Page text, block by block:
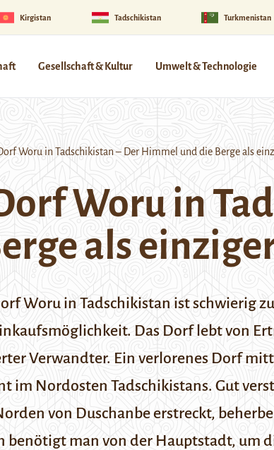
Kirgistan Tadschikistan Turkmenistan
Gesellschaft & Kultur Umwelt & Technologie
Woru in Tadschikistan – Der Himmel und die Berge als
Woru in
als
Woru in Tadschikistan ist schwierig
Das Dorf lebt von
Verwandter. Ein verlorenes Dorf
im Nordosten Tadschikistans. Gut
von Duschanbe erstreckt,
benötigt man von der Hauptstadt, um